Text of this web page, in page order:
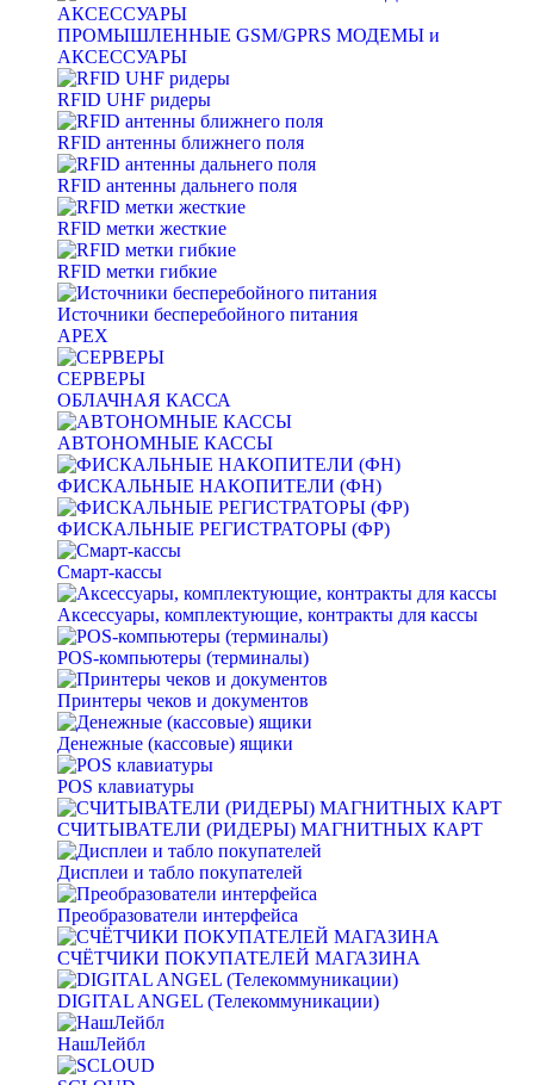
ПРОМЫШЛЕННЫЕ GSM/GPRS МОДЕМЫ и
АКСЕССУАРЫ
RFID UHF ридеры
RFID антенны ближнего поля
RFID антенны дальнего поля
RFID метки жесткие
RFID метки гибкие
Источники бесперебойного питания
APEX
СЕРВЕРЫ
ОБЛАЧНАЯ КАССА
АВТОНОМНЫЕ КАССЫ
ФИСКАЛЬНЫЕ НАКОПИТЕЛИ (ФН)
ФИСКАЛЬНЫЕ РЕГИСТРАТОРЫ (ФР)
Смарт-кассы
Аксессуары, комплектующие, контракты для кассы
POS-компьютеры (терминалы)
Принтеры чеков и документов
Денежные (кассовые) ящики
POS клавиатуры
СЧИТЫВАТЕЛИ (РИДЕРЫ) МАГНИТНЫХ КАРТ
Дисплеи и табло покупателей
Преобразователи интерфейса
СЧЁТЧИКИ ПОКУПАТЕЛЕЙ МАГАЗИНА
DIGITAL ANGEL (Телекоммуникации)
НашЛейбл